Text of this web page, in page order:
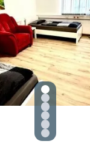
Zu Slide 1
Zu Slide 2
Zu Slide 3
Zu Slide 4
Zu Slide 5
Zu Slide 6